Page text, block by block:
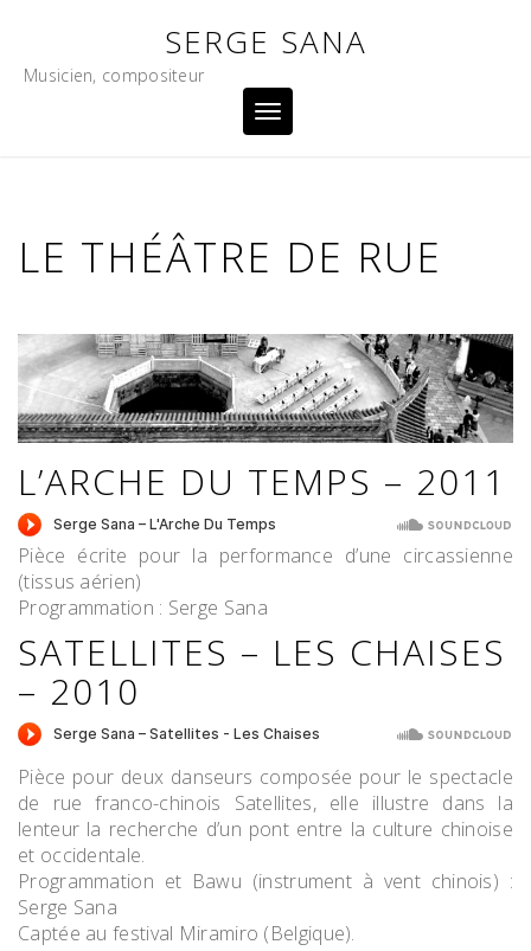
content
SERGE SANA
Musicien, compositeur
Toggle
navigation
LE THÉÂTRE DE RUE
L’ARCHE DU TEMPS – 2011
Pièce écrite pour la performance d’une circassienne
(tissus aérien)
Programmation : Serge Sana
SATELLITES – LES CHAISES
– 2010
Pièce pour deux danseurs composée pour le spectacle
de rue franco-chinois Satellites, elle illustre dans la
lenteur la recherche d’un pont entre la culture chinoise
et occidentale.
Programmation et Bawu (instrument à vent chinois) :
Serge Sana
Captée au festival Miramiro (Belgique).